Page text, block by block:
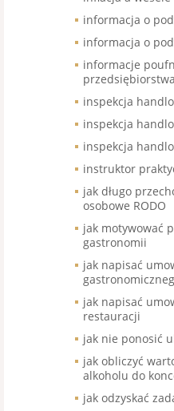
informacja o
informacja o
informacje
przedsiębiorstwa
inspekcja
inspekcja
inspekcja
instruktor
jak długo
osobowe RODO
jak motywować
gastronomii
jak napisać
jak napisać
restauracji
jak nie ponosić
jak obliczyć
alkoholu do
jak odzyskać